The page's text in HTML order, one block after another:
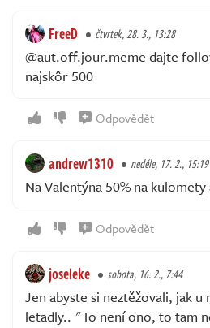
FreeD čtvrtek, 28. 3., 13:28
@aut.off.jour.meme dajte
najskôr 500
Odpovědět
andrew1310 neděle, 17. 2., 15:19
Na Valentýna 50% na
Odpovědět
joseleke sobota, 16. 2., 7:44
Jen abyste si neztěžovali, jak
letadly.. "To není ono, to tam